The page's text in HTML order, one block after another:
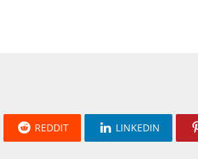
REDDIT LINKEDIN